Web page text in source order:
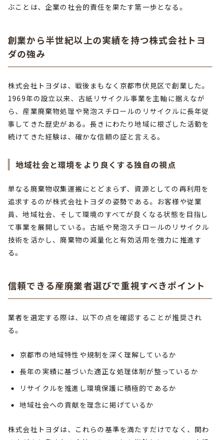
ぶことは、企業の社会的責任を果たす第一歩となる。
創業から半世紀以上の実績を持つ株式会社トヨ
ダの強み
株式会社トヨダは、戦後まもなく京都市伏見区で創業した。
1969年の設立以来、古紙リサイクル事業を主軸に据えなが
ら、産業廃棄物処理や発泡スチロールのリサイクルに長年従
事してきた歴史がある。長きにわたり地域に根ざした活動を
続けてきた経験は、確かな信頼の証と言える。
地域社会と環境をより良くする独自の視点
単なる廃棄物収集運搬にとどまらず、資源としての再利用を
追求するのが株式会社トヨダの姿勢である。お客様や従業
員、地域社会、そして環境のすべてが良くなる状態を目指し
て事業を展開している。古紙や発泡スチロールのリサイクル
技術を活かし、廃棄物の減量化と有効活用を強力に推進す
る。
信頼できる産廃業者選びで重視すべきポイント
業者を選定する際は、以下の点を確認することが推奨され
る。
京都市の地域特性や規制を深く理解しているか
長年の実績に基づいた適正な処理体制が整っているか
リサイクルを推進し環境保護に積極的であるか
地域社会への貢献を理念に掲げているか
株式会社トヨダは、これらの基準を満たすだけでなく、関わ